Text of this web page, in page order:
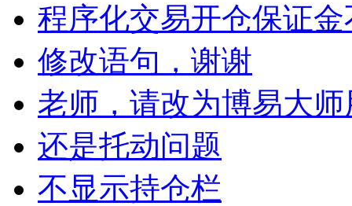
程序化交易开仓保证金
修改语句，谢谢
老师，请改为博易大
还是托动问题
不显示持仓栏